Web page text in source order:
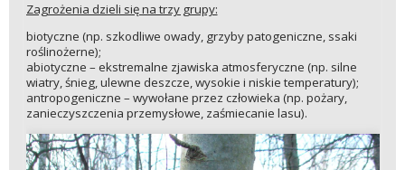
Zagrożenia dzieli się na trzy grupy:
biotyczne (np. szkodliwe owady, grzyby patogeniczne, ssaki
roślinożerne);
abiotyczne – ekstremalne zjawiska atmosferyczne (np. silne
wiatry, śnieg, ulewne deszcze, wysokie i niskie temperatury);
antropogeniczne – wywołane przez człowieka (np. pożary,
zanieczyszczenia przemysłowe, zaśmiecanie lasu).